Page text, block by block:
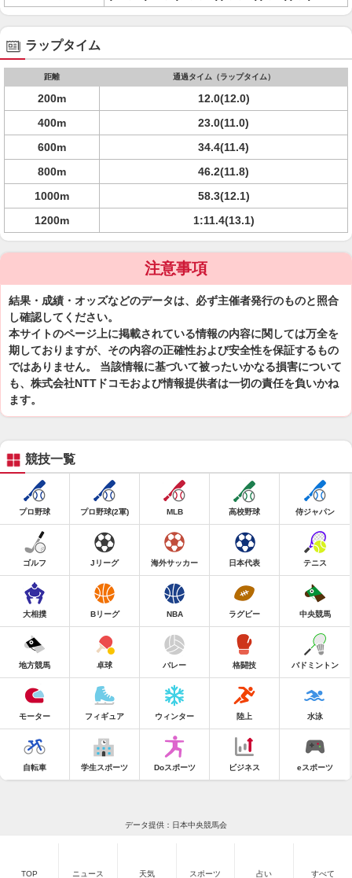
ラップタイム
距離 通過タイム（ラップタイム）
200m
12.0(12.0)
400m
23.0(11.0)
600m
34.4(11.4)
800m
46.2(11.8)
1000m
58.3(12.1)
1200m
1:11.4(13.1)
注意事項
結果・成績・オッズなどのデータは、必ず主催者発行のものと照合
し確認してください。
本サイトのページ上に掲載されている情報の内容に関しては万全を
期しておりますが、その内容の正確性および安全性を保証するもの
ではありません。 当該情報に基づいて被ったいかなる損害について
も、株式会社NTTドコモおよび情報提供者は一切の責任を負いかね
ます。
競技一覧
プロ野球 プロ野球(2軍) MLB 高校野球 侍ジャパン
ゴルフ Jリーグ 海外サッカー 日本代表 テニス
大相撲 Bリーグ NBA ラグビー 中央競馬
地方競馬 卓球 バレー 格闘技 バドミントン
モーター フィギュア ウィンター 陸上 水泳
自転車 学生スポーツ Doスポーツ ビジネス eスポーツ
データ提供：日本中央競馬会
TOP ニュース 天気 スポーツ 占い すべて